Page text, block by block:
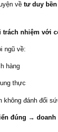
vềtư duy
trách nhiệm với
ngũ về:
hàng
thực
không đánh đổi
đúng → doanh